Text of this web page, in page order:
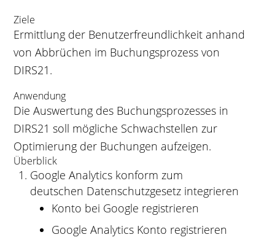
Ziele
Ermittlung der Benutzerfreundlichkeit anhand
von Abbrüchen im Buchungsprozess von
DIRS21.
Anwendung
Die Auswertung des Buchungsprozesses in
DIRS21 soll mögliche Schwachstellen zur
Optimierung der Buchungen aufzeigen.
Überblick
Google Analytics konform zum
deutschen Datenschutzgesetz integrieren
Konto bei Google registrieren
Google Analytics Konto registrieren